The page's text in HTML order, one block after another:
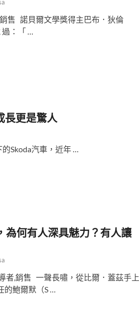
售 諾貝爾文學獎得主巴布．狄倫
：「 …
長更是驚人
Skoda汽車，近年 …
為何有人深具魅力？有人讓
者,銷售 一聲長嘯，從比爾．蓋茲手上
鮑爾默（S …